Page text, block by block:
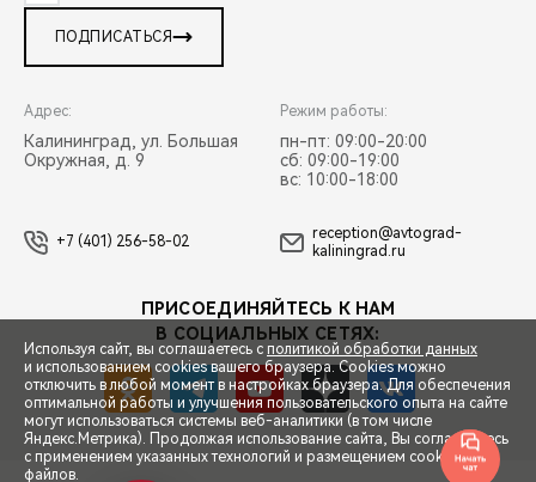
СПЕЦПРЕДЛОЖЕНИЯ
ПОДПИСАТЬСЯ
Адрес:
Калининград, ул. Большая
Окружная, д. 9
Режим работы:
пн-пт: 09:00-20:00
сб: 09:00-19:00
вс: 10:00-18:00
+7 (401) 256-58-02
reception@avtograd-
kaliningrad.ru
ПРИСОЕДИНЯЙТЕСЬ К НАМ
В СОЦИАЛЬНЫХ СЕТЯХ:
Используя сайт, вы соглашаетесь с политикой обработки данных
и использованием cookies вашего браузера. Cookies можно
отключить в любой момент в настройках браузера. Для обеспечения
оптимальной работы и улучшения пользовательского опыта на сайте
могут использоваться системы веб-аналитики (в том числе
Яндекс.Метрика). Продолжая использование сайта, Вы соглашаетесь
с применением указанных технологий и размещением cookie-
файлов.